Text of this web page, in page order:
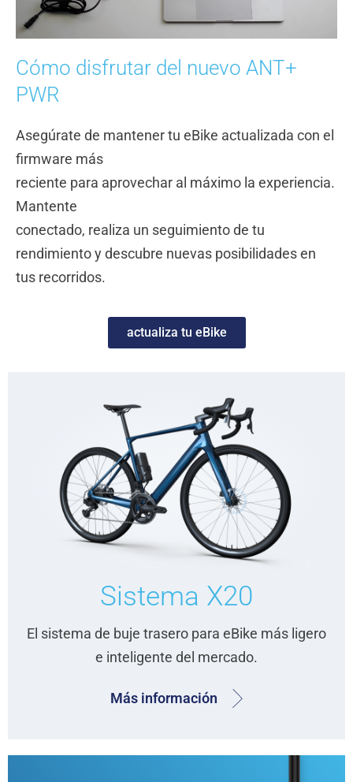
Cómo disfrutar del nuevo ANT+
PWR
Asegúrate de mantener tu eBike actualizada con el
firmware más
reciente para aprovechar al máximo la experiencia.
Mantente
conectado, realiza un seguimiento de tu
rendimiento y descubre nuevas posibilidades en
tus recorridos.
actualiza tu eBike
Sistema X20
El sistema de buje trasero para eBike más ligero
e inteligente del mercado.
Más información